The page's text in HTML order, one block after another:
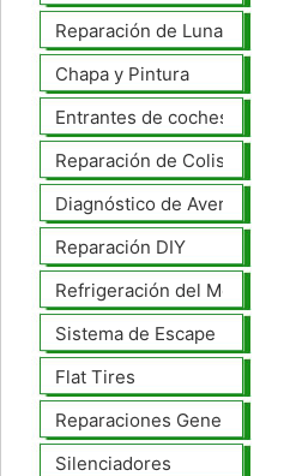
Reparación de Lunas
Chapa y Pintura
Entrantes de coches
Reparación de Colisiones
Diagnóstico de Averías
Reparación DIY
Refrigeración del Motor
Sistema de Escape
Flat Tires
Reparaciones Generales
Silenciadores